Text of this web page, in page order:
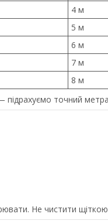
4 м
5 м
6 м
7 м
8 м
підрахуємо точний
Не чистити